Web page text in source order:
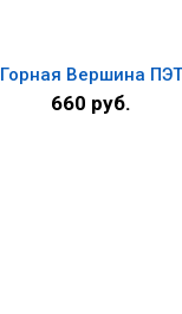
Горная Вершина ПЭТ
660 руб.